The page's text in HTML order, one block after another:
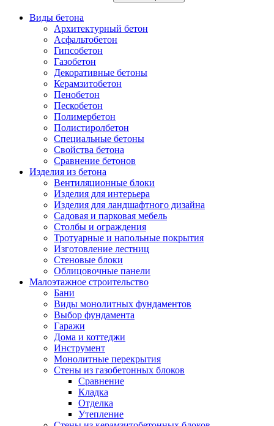
Виды бетона
Архитектурный бетон
Асфальтобетон
Гипсобетон
Газобетон
Декоративные бетоны
Керамзитобетон
Пенобетон
Пескобетон
Полимербетон
Полистиролбетон
Специальные бетоны
Свойства бетона
Сравнение бетонов
Изделия из бетона
Вентиляционные блоки
Изделия для интерьера
Изделия для ландшафтного дизайна
Садовая и парковая мебель
Столбы и ограждения
Тротуарные и напольные покрытия
Изготовление лестниц
Стеновые блоки
Облицовочные панели
Малоэтажное строительство
Бани
Виды монолитных фундаментов
Выбор фундамента
Гаражи
Дома и коттеджи
Инструмент
Монолитные перекрытия
Стены из газобетонных блоков
Сравнение
Кладка
Отделка
Утепление